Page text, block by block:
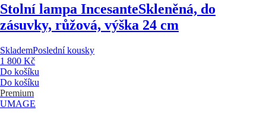
Stolní lampa IncesanteSkleněná, do
zásuvky, růžová, výška 24 cm
SklademPoslední kousky
1 800 Kč
Do košíku
Do košíku
Premium
UMAGE